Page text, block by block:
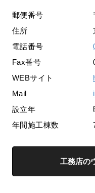
郵便番号
住所
電話番号
Fax番号
WEBサイト
Mail
設立年
年間施工棟数
工務店の